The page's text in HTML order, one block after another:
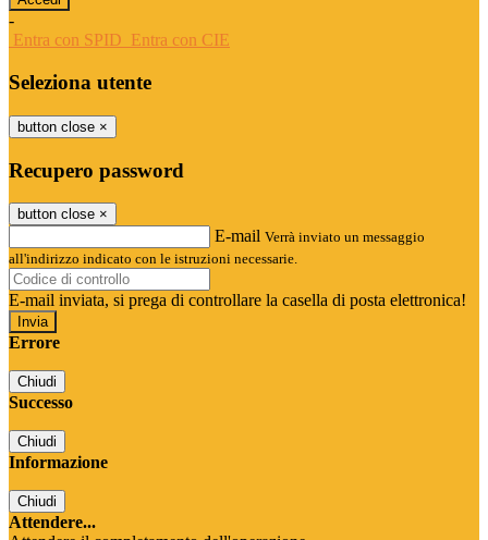
-
Entra con SPID Entra con CIE
Seleziona utente
button close ×
Recupero password
button close ×
E-mail Verrà inviato un messaggio
all'indirizzo indicato con le istruzioni necessarie.
E-mail inviata, si prega di controllare la casella di posta elettronica!
Errore
Chiudi
Successo
Chiudi
Informazione
Chiudi
Attendere...